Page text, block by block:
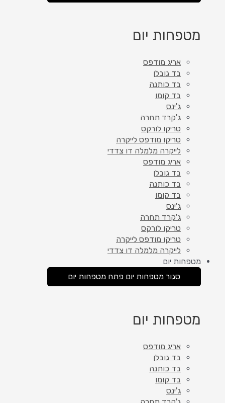
מטפחות יום
אריג מודפס
בד גובלן
בד כותנה
בד קומו
ג'ינס
ג'קרד תחרה
טריקו לורקס
טריקו מודפס לייקרה
לייקרה מלמלה דו צדדי
אריג מודפס
בד גובלן
בד כותנה
בד קומו
ג'ינס
ג'קרד תחרה
טריקו לורקס
טריקו מודפס לייקרה
לייקרה מלמלה דו צדדי
מטפחות יום
סגור מטפחות יום פתח מטפחות יום
מטפחות יום
אריג מודפס
בד גובלן
בד כותנה
בד קומו
ג'ינס